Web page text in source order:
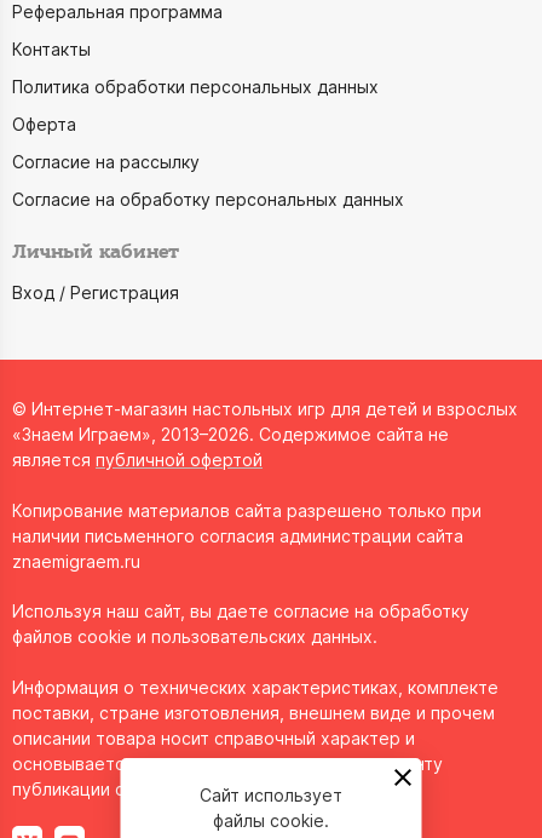
Реферальная программа
Контакты
Политика обработки персональных данных
Оферта
Согласие на рассылку
Согласие на обработку персональных данных
Личный кабинет
Вход / Регистрация
© Интернет-магазин настольных игр для детей и взрослых
«Знаем Играем», 2013–2026. Содержимое сайта не
является публичной офертой
Копирование материалов сайта разрешено только при
наличии письменного согласия администрации сайта
znaemigraem.ru
Используя наш сайт, вы даете согласие на обработку
файлов cookie и пользовательских данных.
Информация о технических характеристиках, комплекте
поставки, стране изготовления, внешнем виде и прочем
описании товара носит справочный характер и
основывается на последних доступных к моменту
публикации сведениях.Сайт использует
файлы cookie.